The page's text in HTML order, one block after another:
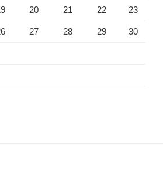
20 21 22 23
27 28 29 30